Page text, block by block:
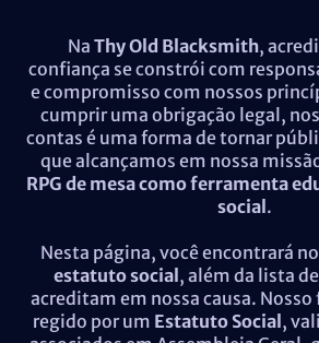
Na Thy Old Blacksmith,
confiança se constrói com
e compromisso com nossos
cumprir uma obrigação legal,
contas é uma forma de tornar
que alcançamos em nossa
RPG de mesa como ferramenta
social.
Nesta página, você encontrará
estatuto social, além da lista de
acreditam em nossa causa.
regido por um Estatuto Social,